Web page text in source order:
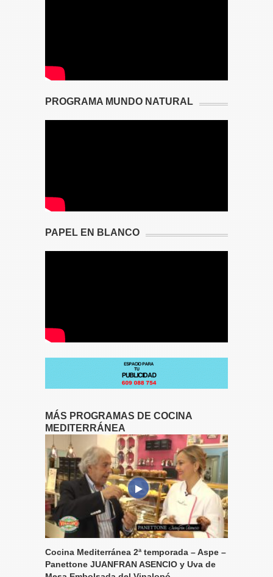
PROGRAMA MUNDO NATURAL
PAPEL EN BLANCO
MÁS PROGRAMAS DE COCINA
MEDITERRÁNEA
Cocina Mediterránea 2ª temporada – Aspe –
Panettone JUANFRAN ASENCIO y Uva de